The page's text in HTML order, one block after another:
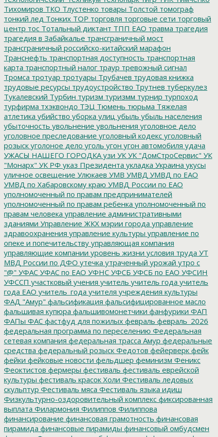
Тихомиров ТКО Тлустенко товары Толстой томограф
тонкий лед Тонких ТОР торговля торговые сети торговый
центр тос Тотальный диктант ТПП ЕАО травма трагедия
трагедия в Забайкалье трансграничный мост
трансграничный российско-китайский марафон
Транснефть транспортная доступность транспортная
карта транспортный налог траур тревожный сигнал
Тромса тротуар тротуары Трубачев трудовая книжка
трудовые ресурсы трудоустройство Трутнев туберкулез
Тукалевский Турбин туризм туризмм турнир турпоход
турфирма тхэквондо ТЭЦ Тюмень тюрьма Тяжелая
атлетика убийство уборка улиц убыль убыль населения
убыточность увольнение увольнения уголовное дело
уголовное преследование уголовный кодекс уголовный
розыск уголоное дело уголь угон угон автомобиля удача
УЖАСЫ НАШЕГО ГОРОДКА узи УК УК "ДомСтроСервис" УК
"Монарх" УК РФ указ Президента укладка Украина укусы
уличное освещение Улюкаев УМВ УМВД УМВД по ЕАО
УМВД по Хабаровскому краю УМВД России по ЕАО
уполномоченный по правам предпринимателей
уполномоченный по правам ребенка уполномоченный по
правам человека управление административными
зданиями Управление ЖКХ мэрии города управление
здравоохранения управление культуры управление по
опеке и попечительству управляющая компания
управляющие компании уровень жизни условия труда УТ
МВД России по ДФО утечка утраченный урожай утро с
"@" УФАС УФАС по ЕАО УФНС УФСБ УФСБ по ЕАО УФСИН
УФССП участковый учения учитель учитель года учитель
года ЕАО учитель_года учителя учреждения культуры
ФАД "Амур" фальсификация фальсифицированное масло
фальшивая купюра фальшивомонетчики фанфурики ФАП
ФАПы ФАС фастфуд для пожилых февраль февраль_2026
федеральная программа по переселению Федеральная
сетевая компания федеральная трасса Амур федеральные
средства федеральный розыск Федотов фейерверк фейк
фейки фейковые новости фельдшер феминизм Феникс
Феоктистов фермеры фестиваль фестиваль еврейской
культуры фестиваль красок Холи Фестиваль ледовых
скульптур Фестиваль мяса Фестиваль языка идиш
Физкультурно-оздоровительный комплекс фиксированная
выплата Филармония Филиппов Филиппова
финансирование финансовая грамотность финансовая
пирамида финансовые пирамиды финансовый омбудсмен